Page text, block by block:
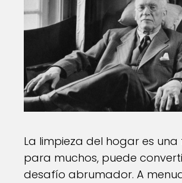
La limpieza del hogar es
para muchos, puede
desafío abrumador. A